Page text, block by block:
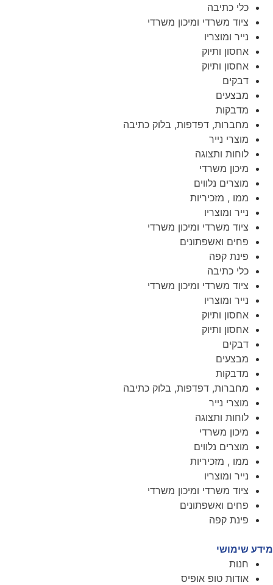
כלי כתיבה
ציוד משרדי ומיכון משרדי
נייר ומוצריו
אחסון ותיוק
אחסון ותיוק
דבקים
מבצעים
מדבקות
מחברות, דפדפות, בלוק כתיבה
מוצרי נייר
לוחות ותצוגה
מיכון משרדי
מוצרים נלווים
ממו , מזכיריות
נייר ומוצריו
ציוד משרדי ומיכון משרדי
פחים ואשפתונים
פינת קפה
כלי כתיבה
ציוד משרדי ומיכון משרדי
נייר ומוצריו
אחסון ותיוק
אחסון ותיוק
דבקים
מבצעים
מדבקות
מחברות, דפדפות, בלוק כתיבה
מוצרי נייר
לוחות ותצוגה
מיכון משרדי
מוצרים נלווים
ממו , מזכיריות
נייר ומוצריו
ציוד משרדי ומיכון משרדי
פחים ואשפתונים
פינת קפה
מידע שימושי
חנות
אודות טופ אופיס